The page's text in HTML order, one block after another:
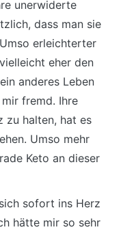
unerwiderte
dass man sie
erleichterter
eher den
anderes Leben
fremd. Ihre
zu halten, hat es
Umso mehr
Keto an dieser
sofort ins Herz
hätte mir so sehr